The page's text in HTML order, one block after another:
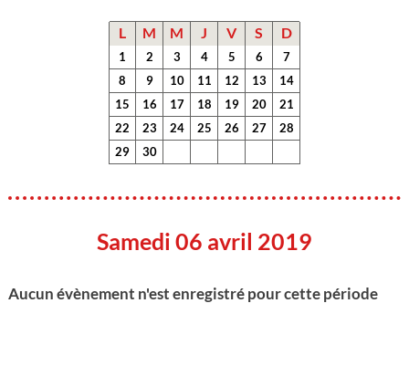
L M M J V S D
1 2 3 4 5 6
7
8
9 10 11 12 13
14
15
16 17 18 19 20
21
22
23 24 25 26 27
28
29
30
Samedi 06 avril 2019
Aucun évènement n'est enregistré pour cette période